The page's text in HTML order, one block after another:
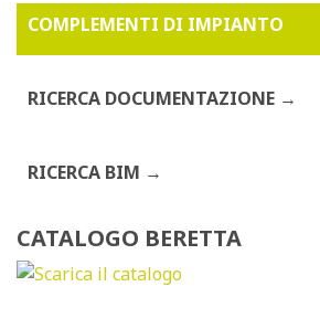
COMPLEMENTI DI IMPIANTO
RICERCA DOCUMENTAZIONE
RICERCA BIM
CATALOGO BERETTA